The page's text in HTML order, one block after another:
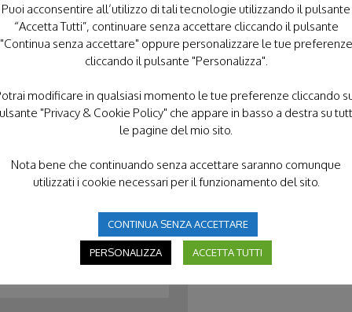
CONTATTACI
Puoi acconsentire all’utilizzo di tali tecnologie utilizzando il pulsante
“Accetta Tutti”, continuare senza accettare cliccando il pulsante
"Continua senza accettare" oppure personalizzare le tue preferenze
cliccando il pulsante "Personalizza".
modificare in qualsiasi momento le tue preferenze cliccando
"Privacy & Cookie Policy" che appare in basso a destra su
le pagine del mio sito.
Nota bene che continuando senza accettare saranno comunque
utilizzati i cookie necessari per il funzionamento del sito.
CONTINUA SENZA ACCETTARE
PERSONALIZZA ACCETTA TUTTI